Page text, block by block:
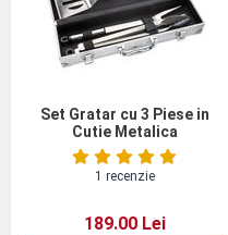
Set Gratar cu 3 Piese in
Cutie Metalica
1 recenzie
189.00 Lei